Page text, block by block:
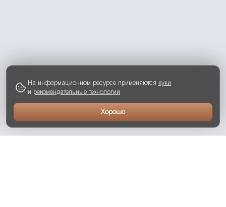
На информационном ресурсе применяются куки
и рекомендательные технологии
Хорошо